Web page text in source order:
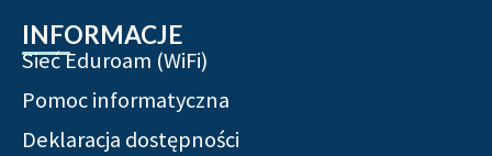
INFORMACJE
Sieć Eduroam (WiFi)
Pomoc informatyczna
Deklaracja dostępności